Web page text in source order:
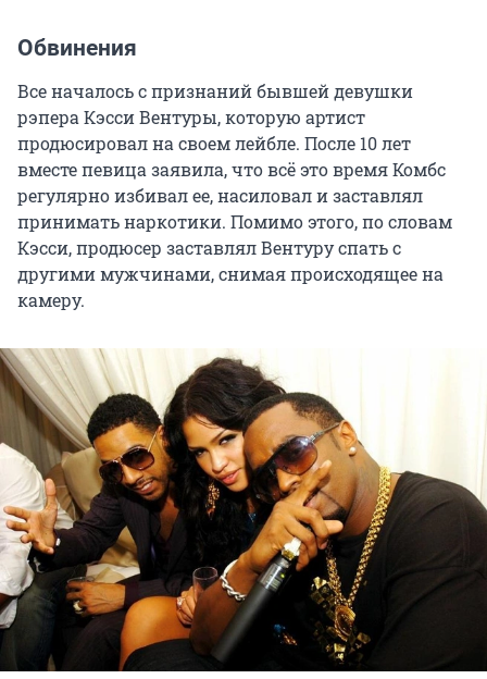
Обвинения
Все началось с признаний бывшей девушки
рэпера Кэсси Вентуры, которую артист
продюсировал на своем лейбле. После 10 лет
вместе певица заявила, что всё это время Комбс
регулярно избивал ее, насиловал и заставлял
принимать наркотики. Помимо этого, по словам
Кэсси, продюсер заставлял Вентуру спать с
другими мужчинами, снимая происходящее на
камеру.